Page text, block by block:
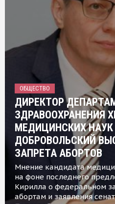
ОБЩЕСТВО
ДИРЕКТОР
ЗДРАВООХРАНЕНИЯ
МЕДИЦИНСКИХ НАУК
ДОБРОВОЛЬСКИЙ
ЗАПРЕТА АБОРТОВ
Мнение кандидата
на фоне последнего
Кирилла о федеральном
абортам и заявления